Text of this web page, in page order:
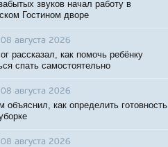
звуков начал работу в
Гостином дворе
08 августа 2026
рассказал, как помочь ребёнку
спать самостоятельно
08 августа 2026
объяснил, как определить готовность
08 августа 2026